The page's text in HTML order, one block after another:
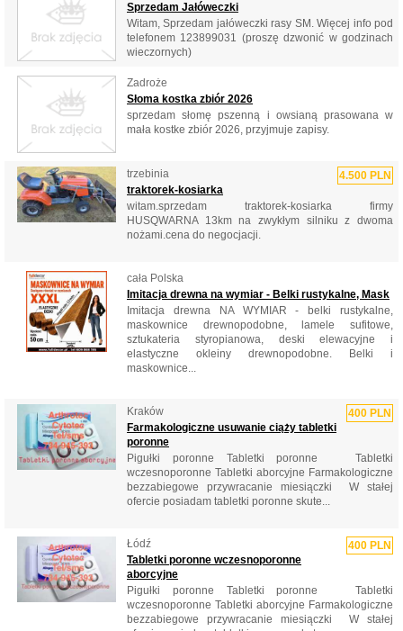
Sprzedam Jałóweczki
Witam, Sprzedam jałóweczki rasy SM. Więcej info pod
telefonem 123899031 (proszę dzwonić w godzinach
wieczornych)
Zadroże
Słoma kostka zbiór 2026
sprzedam słomę pszenną i owsianą prasowana w
mała kostke zbiór 2026, przyjmuje zapisy.
4.500 PLN
trzebinia
traktorek-kosiarka
witam.sprzedam traktorek-kosiarka firmy
HUSQWARNA 13km na zwykłym silniku z dwoma
nożami.cena do negocjacji.
cała Polska
Imitacja drewna na wymiar - Belki rustykalne, Mask
Imitacja drewna NA WYMIAR - belki rustykalne,
maskownice drewnopodobne, lamele sufitowe,
sztukateria styropianowa, deski elewacyjne i
elastyczne okleiny drewnopodobne. Belki i
maskownice...
400 PLN
Kraków
Farmakologiczne usuwanie ciąży tabletki
poronne
‎Pigułki poronne ‎Tabletki poronne ‎ ‎ ‎Tabletki
wczesnoporonne ‎Tabletki aborcyjne ‎Farmakologiczne
bezzabiegowe przywracanie miesiączki ‎ ‎W stałej
ofercie posiadam tabletki poronne skute...
400 PLN
Łódź
Tabletki poronne wczesnoporonne
aborcyjne
‎Pigułki poronne ‎Tabletki poronne ‎ ‎ ‎Tabletki
wczesnoporonne ‎Tabletki aborcyjne ‎Farmakologiczne
bezzabiegowe przywracanie miesiączki ‎ ‎W stałej